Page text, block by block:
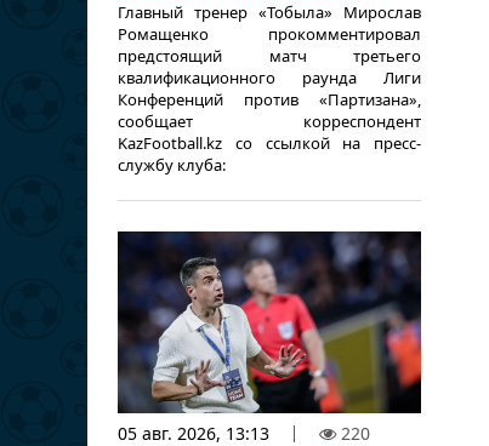
Главный тренер «Тобыла» Мирослав
Ромащенко прокомментировал
предстоящий матч третьего
квалификационного раунда Лиги
Конференций против «Партизана»,
сообщает корреспондент
KazFootball.kz со ссылкой на пресс-
службу клуба:
05 авг. 2026, 13:13 220